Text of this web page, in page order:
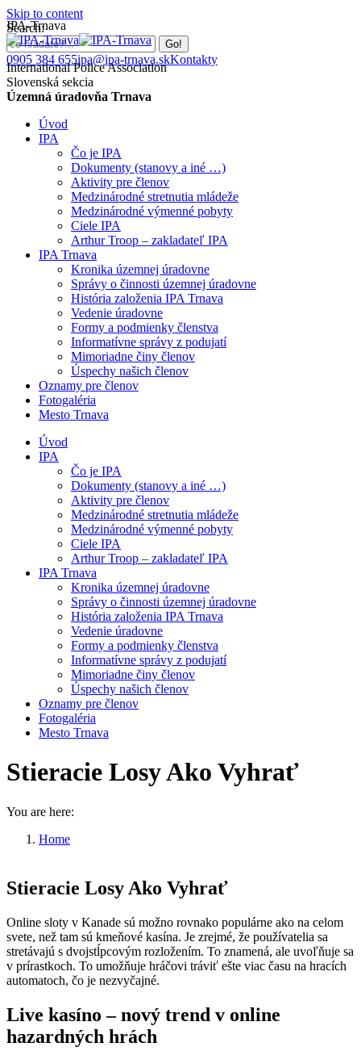
Skip to content
Search:
0905 384 655ipa@ipa-trnava.skKontakty
IPA-Trnava
International Police Association
Slovenská sekcia
Územná úradovňa Trnava
Úvod
IPA
Čo je IPA
Dokumenty (stanovy a iné …)
Aktivity pre členov
Medzinárodné stretnutia mládeže
Medzinárodné výmenné pobyty
Ciele IPA
Arthur Troop – zakladateľ IPA
IPA Trnava
Kronika územnej úradovne
Správy o činnosti územnej úradovne
História založenia IPA Trnava
Vedenie úradovne
Formy a podmienky členstva
Informatívne správy z podujatí
Mimoriadne činy členov
Úspechy našich členov
Oznamy pre členov
Fotogaléria
Mesto Trnava
Úvod
IPA
Čo je IPA
Dokumenty (stanovy a iné …)
Aktivity pre členov
Medzinárodné stretnutia mládeže
Medzinárodné výmenné pobyty
Ciele IPA
Arthur Troop – zakladateľ IPA
IPA Trnava
Kronika územnej úradovne
Správy o činnosti územnej úradovne
História založenia IPA Trnava
Vedenie úradovne
Formy a podmienky členstva
Informatívne správy z podujatí
Mimoriadne činy členov
Úspechy našich členov
Oznamy pre členov
Fotogaléria
Mesto Trnava
Stieracie Losy Ako Vyhrať
You are here:
Home
Stieracie Losy Ako Vyhrať
Online sloty v Kanade sú možno rovnako populárne ako na celom
svete, než tam sú kmeňové kasína. Je zrejmé, že používatelia sa
stretávajú s dvojstĺpcovým rozložením. To znamená, ale uvoľňuje sa
v prírastkoch. To umožňuje hráčovi tráviť ešte viac času na hracích
automatoch, čo je nezvyčajné.
Live kasíno – nový trend v online
hazardných hrách